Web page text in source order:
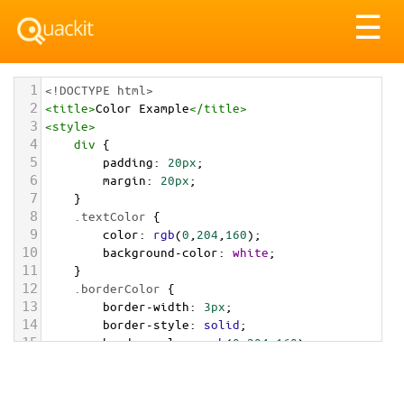
☰
1 <!DOCTYPE html>
2 <title>Color Example</title>
3 <style>
4 div {
5 padding: 20px;
6 margin: 20px;
7 }
8 .textColor {
9 color: rgb(0 204 160);
10 background-color: white;
11 }
12 .borderColor {
13 border-width: 3px;
14 border-style: solid;
15 border-color: rgb(0,204,160);